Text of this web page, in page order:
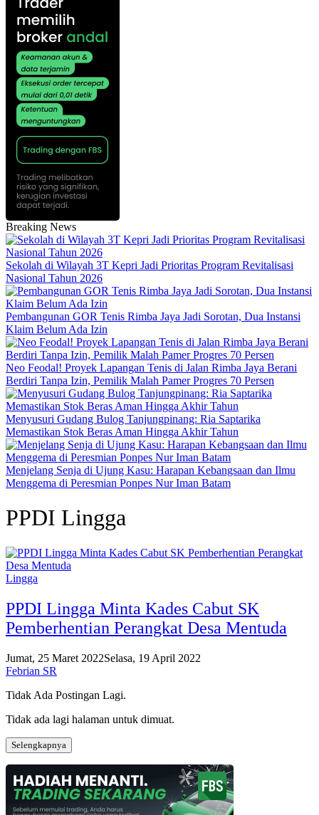
Breaking News
Sekolah di Wilayah 3T Kepri Jadi Prioritas Program Revitalisasi
Nasional Tahun 2026
Pembangunan GOR Tenis Rimba Jaya Jadi Sorotan, Dua Instansi
Klaim Belum Ada Izin
Neo Feodal! Proyek Lapangan Tenis di Jalan Rimba Jaya Berani
Berdiri Tanpa Izin, Pemilik Malah Pamer Progres 70 Persen
Menyusuri Gudang Bulog Tanjungpinang: Ria Saptarika
Memastikan Stok Beras Aman Hingga Akhir Tahun
Menjelang Senja di Ujung Kasu: Harapan Kebangsaan dan Ilmu
Menggema di Peresmian Ponpes Nur Iman Batam
PPDI Lingga
Lingga
PPDI Lingga Minta Kades Cabut SK
Pemberhentian Perangkat Desa Mentuda
Jumat, 25 Maret 2022Selasa, 19 April 2022
Febrian SR
Tidak Ada Postingan Lagi.
Tidak ada lagi halaman untuk dimuat.
Selengkapnya